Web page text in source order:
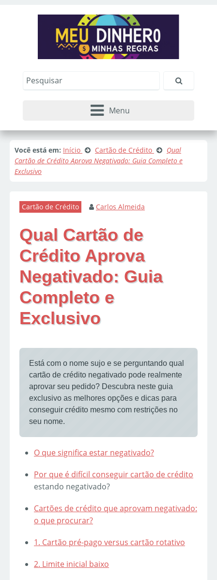
Menu
Você está em: Início Cartão de Crédito
Qual
Cartão de Crédito Aprova Negativado: Guia Completo e
Exclusivo
Cartão de Crédito Carlos Almeida
Qual Cartão de
Crédito Aprova
Negativado: Guia
Completo e
Exclusivo
Está com o nome sujo e se perguntando qual
cartão de crédito negativado pode realmente
aprovar seu pedido? Descubra neste guia
exclusivo as melhores opções e dicas para
conseguir crédito mesmo com restrições no
seu nome.
O que significa estar negativado?
Por que é difícil conseguir cartão de crédito
estando negativado?
Cartões de crédito que aprovam negativado:
o que procurar?
1. Cartão pré-pago versus cartão rotativo
2. Limite inicial baixo